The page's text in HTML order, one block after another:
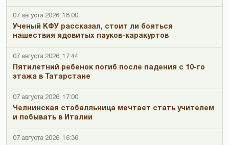
07 августа 2026, 18:00
Ученый КФУ рассказал, стоит ли бояться
нашествия ядовитых пауков-каракуртов
07 августа 2026, 17:44
Пятилетний ребенок погиб после падения с 10-го
этажа в Татарстане
07 августа 2026, 17:00
Челнинская стобалльница мечтает стать учителем
и побывать в Италии
07 августа 2026, 16:36